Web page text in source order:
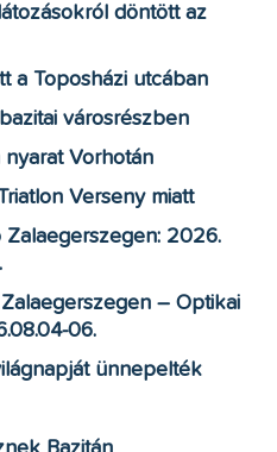
döntött az
a Toposházi utcában
városrészben
Vorhotán
Verseny miatt
2026.
– Optikai
06.
ünnepelték